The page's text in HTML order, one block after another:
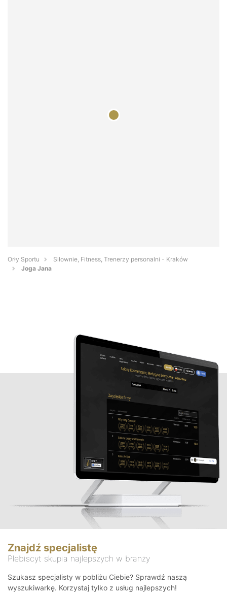
Orły Sportu
Siłownie, Fitness, Trenerzy personalni - Kraków
Joga Jana
Znajdź specjalistę
Plebiscyt skupia najlepszych w branży
Szukasz specjalisty w pobliżu Ciebie? Sprawdź naszą
wyszukiwarkę. Korzystaj tylko z usług najlepszych!